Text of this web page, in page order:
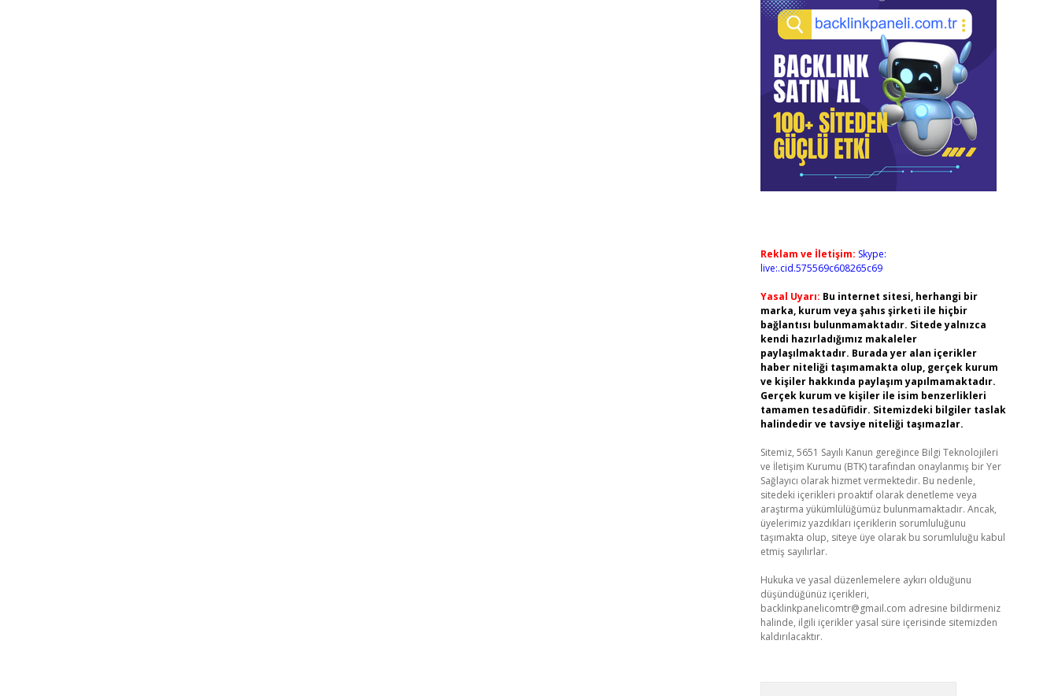
Reklam ve İletişim: Skype:
live:.cid.575569c608265c69
Yasal Uyarı: Bu internet sitesi, herhangi bir
marka, kurum veya şahıs şirketi ile hiçbir
bağlantısı bulunmamaktadır. Sitede yalnızca
kendi hazırladığımız makaleler
paylaşılmaktadır. Burada yer alan içerikler
haber niteliği taşımamakta olup, gerçek kurum
ve kişiler hakkında paylaşım yapılmamaktadır.
Gerçek kurum ve kişiler ile isim benzerlikleri
tamamen tesadüfidir. Sitemizdeki bilgiler taslak
halindedir ve tavsiye niteliği taşımazlar.
Sitemiz, 5651 Sayılı Kanun gereğince Bilgi Teknolojileri
ve İletişim Kurumu (BTK) tarafından onaylanmış bir Yer
Sağlayıcı olarak hizmet vermektedir. Bu nedenle,
sitedeki içerikleri proaktif olarak denetleme veya
araştırma yükümlülüğümüz bulunmamaktadır. Ancak,
üyelerimiz yazdıkları içeriklerin sorumluluğunu
taşımakta olup, siteye üye olarak bu sorumluluğu kabul
etmiş sayılırlar.
Hukuka ve yasal düzenlemelere aykırı olduğunu
düşündüğünüz içerikleri,
backlinkpanelicomtr@gmail.com adresine bildirmeniz
halinde, ilgili içerikler yasal süre içerisinde sitemizden
kaldırılacaktır.